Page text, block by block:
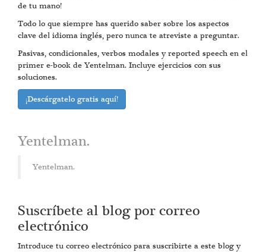
de tu mano!
Todo lo que siempre has querido saber sobre los aspectos
clave del idioma inglés, pero nunca te atreviste a preguntar.
Pasivas, condicionales, verbos modales y reported speech en el
primer e-book de Yentelman. Incluye ejercicios con sus
soluciones.
¡Descárgatelo gratis aquí!
Yentelman.
Yentelman.
Suscríbete al blog por correo
electrónico
Introduce tu correo electrónico para suscribirte a este blog y